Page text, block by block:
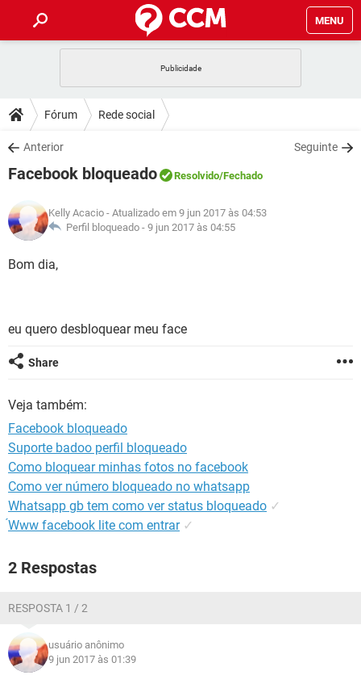
MENU
CELULAR
OUTLOOK
INSTAGRAM GMAIL
DICAS
JOGOS
INSTAGRAM GMAIL
GUIA DE COMPRAS
DOWNLOADS
JOGOS WHATSAPP
OUTLOOK EXCEL
INSTAGRAM
JOGOS WHATSAPP
CELULAR
OUTLOOK
GUIA DE COMPRAS
GLOSSÁRIO
JOGOS
INSTAGRAM
GUIA DE COMPRAS
Fórum Rede social
Anterior Seguinte
Facebook bloqueado Resolvido/Fechado
Kelly Acacio - Atualizado em 9 jun 2017 às 04:53
Perfil bloqueado - 9 jun 2017 às 04:55
Bom dia,
eu quero desbloquear meu face
Share
Veja também:
Facebook bloqueado
Suporte badoo perfil bloqueado
Como bloquear minhas fotos no facebook
Como ver número bloqueado no whatsapp
Whatsapp gb tem como ver status bloqueado ✓
́Www facebook lite com entrar ✓
2 Respostas
RESPOSTA 1 / 2
usuário anônimo
9 jun 2017 às 01:39